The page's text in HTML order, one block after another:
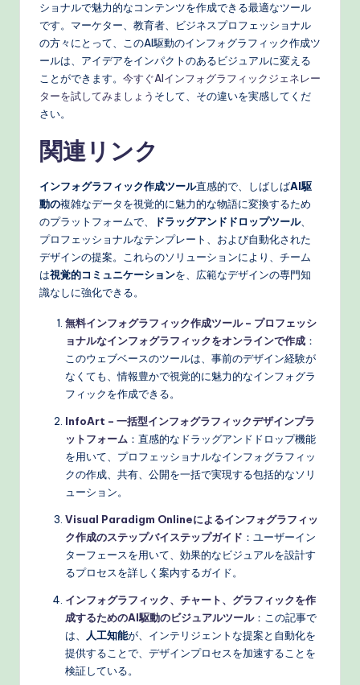
ショナルで魅力的なコンテンツを作成できる最適なツール
です。マーケター、教育者、ビジネスプロフェッショナル
の方々にとって、このAI駆動のインフォグラフィック作成ツ
ールは、アイデアをインパクトのあるビジュアルに変える
ことができます。 今すぐAIインフォグラフィックジェネレー
ターを試してみましょう そして、その違いを実感してくだ
さい。
関連リンク
インフォグラフィック作成ツール直感的で、しばしばAI駆
動の複雑なデータを視覚的に魅力的な物語に変換するため
のプラットフォームで、
ドラッグアンドドロップツール、
プロフェッショナルなテンプレート、および自動化された
デザインの提案。これらのソリューションにより、チーム
は視覚的コミュニケーションを、広範なデザインの専門知
識なしに強化できる。
無料インフォグラフィック作成ツール – プロフェッシ
ョナルなインフォグラフィックをオンラインで作成 ：
このウェブベースのツールは、事前のデザイン経験が
なくても、情報豊かで視覚的に魅力的なインフォグラ
フィックを作成できる。
InfoArt – 一括型インフォグラフィックデザインプラ
ットフォーム ：直感的なドラッグアンドドロップ機能
を用いて、プロフェッショナルなインフォグラフィッ
クの作成、共有、公開を一括で実現する包括的なソリ
ューション。
Visual Paradigm Onlineによるインフォグラフィッ
ク作成のステップバイステップガイド ：ユーザーイン
ターフェースを用いて、効果的なビジュアルを設計す
るプロセスを詳しく案内するガイド。
インフォグラフィック、チャート、グラフィックを作
成するためのAI駆動のビジュアルツール：この記事で
は、
人工知能が、インテリジェントな提案と自動化を
提供することで、デザインプロセスを加速することを
検証している。